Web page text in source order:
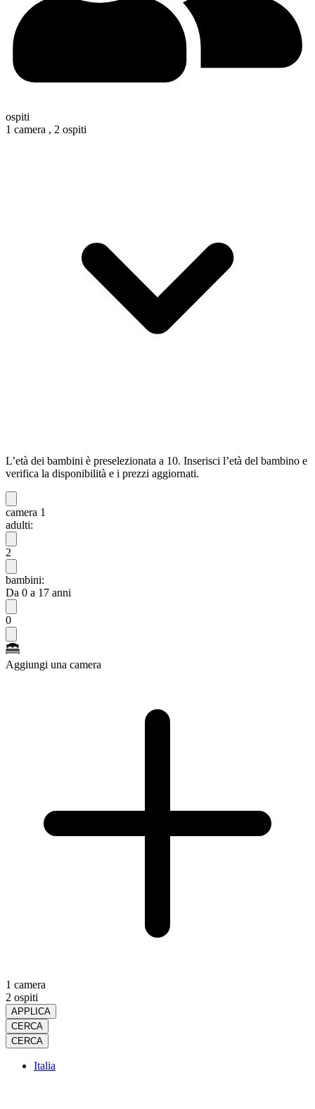
ospiti
1 camera , 2 ospiti
L’età dei bambini è preselezionata a 10. Inserisci l’età del bambino e
verifica la disponibilità e i prezzi aggiornati.
camera 1
adulti:
2
bambini:
Da 0 a 17 anni
0
Aggiungi una camera
1 camera
2 ospiti
APPLICA
CERCA
CERCA
Italia